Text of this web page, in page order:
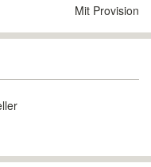
Mit Provision